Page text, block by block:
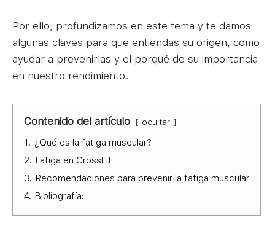
Por ello, profundizamos en este tema y te damos
algunas claves para que entiendas su origen, como
ayudar a prevenirlas y el porqué de su importancia
en nuestro rendimiento.
Contenido del artículo ocultar
1. ¿Qué es la fatiga muscular?
2. Fatiga en CrossFit
3. Recomendaciones para prevenir la fatiga muscular
4. Bibliografía: